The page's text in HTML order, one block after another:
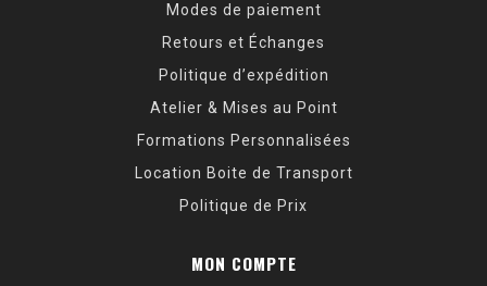
Modes de paiement
Retours et Échanges
Politique d’expédition
Atelier & Mises au Point
Formations Personnalisées
Location Boite de Transport
Politique de Prix
MON COMPTE